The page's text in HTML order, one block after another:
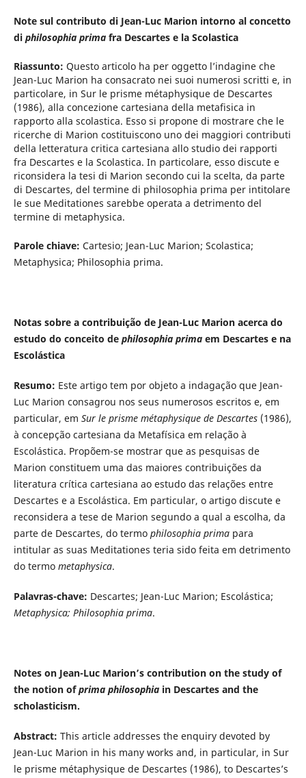
Note sul contributo di Jean-Luc Marion intorno al concetto
di philosophia primafra Descartes e la Scolastica
Riassunto: Questo articolo ha per oggetto l’indagine che
Jean-Luc Marion ha consacrato nei suoi numerosi scritti e, in
particolare, in Sur le prisme métaphysique de Descartes
(1986), alla concezione cartesiana della metafisica in
rapporto alla scolastica. Esso si propone di mostrare che le
ricerche di Marion costituiscono uno dei maggiori contributi
della letteratura critica cartesiana allo studio dei rapporti
fra Descartes e la Scolastica. In particolare, esso discute e
riconsidera la tesi di Marion secondo cui la scelta, da parte
di Descartes, del termine di philosophia prima per intitolare
le sue Meditationes sarebbe operata a detrimento del
termine di metaphysica.
Parole chiave: Cartesio; Jean-Luc Marion; Scolastica;
Metaphysica; Philosophia prima.
Notas sobre a contribuição de Jean-Luc Marion acerca do
estudo do conceito de philosophia primaem Descartes e na
Escolástica
Resumo: Este artigo tem por objeto a indagação que Jean-
Luc Marion consagrou nos seus numerosos escritos e, em
particular, em Sur le prisme métaphysique de Descartes(1986),
à concepção cartesiana da Metafísica em relação à
Escolástica. Propõem-se mostrar que as pesquisas de
Marion constituem uma das maiores contribuições da
literatura crítica cartesiana ao estudo das relações entre
Descartes e a Escolástica. Em particular, o artigo discute e
reconsidera a tese de Marion segundo a qual a escolha, da
parte de Descartes, do termo philosophia primapara
intitular as suas Meditationes teria sido feita em detrimento
do termo metaphysica.
Palavras-chave: Descartes; Jean-Luc Marion; Escolástica;
Metaphysica; Philosophia prima.
Notes on Jean-Luc Marion’s contribution on the study of
the notion ofprima philosophiain Descartes and the
scholasticism.
Abstract: This article addresses the enquiry devoted by
Jean-Luc Marion in his many works and, in particular, in Sur
le prisme métaphysique de Descartes (1986), to Descartes’s